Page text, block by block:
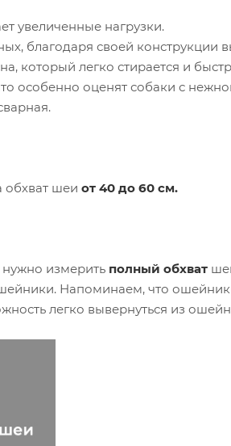
увеличенные нагрузки.
благодаря своей
который легко стирается и
особенно оценят собаки с
обхват шеи от 40 до 60 см.
измерить полный обхват
Напоминаем, что
легко вывернуться из